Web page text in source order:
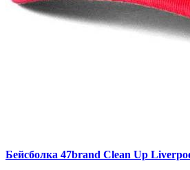
Бейсболка 47brand Clean Up